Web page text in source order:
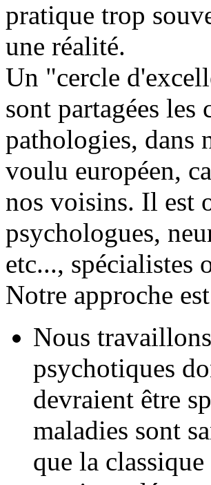
pratique trop
une réalité.
Un "cercle
sont partagées les
pathologies, dans
voulu européen,
nos voisins. Il est
psychologues,
etc..., spécialistes
Notre approche
Nous
psychotiques
devraient être
maladies sont
que la